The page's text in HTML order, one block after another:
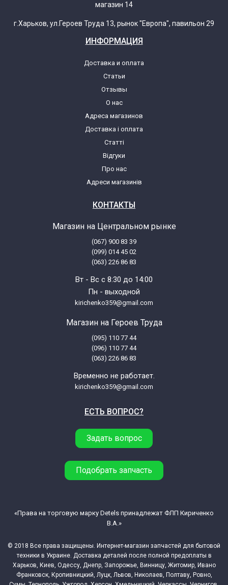
Ardo FL105S-N (010980168)
Ardo FL126L-N (010980175)
Ardo FL106L (010980080)
Ardo FL106L-N (010980172)
Ardo FL107S (010980084)
Ardo FL106LY-N (010980173)
магазин 14
г.Харьков, ул.Героев Труда 13, рынок "Европа", павильон 29
ИНФОРМАЦИЯ
Доставка и оплата
Статьи
Отзывы
О нас
Адреса магазинов
Доставка і оплата
Статті
Відгуки
Про нас
Адреси магазинів
КОНТАКТЫ
Магазин на Центральном рынке
(067) 900 83 39
(099) 014 45 02
(063) 226 86 83
Вт - Вс с 8:30 до 14:00
Пн - выходной
kirichenko359@gmail.com
Магазин на Героев Труда
(095) 110 77 44
(096) 110 77 44
(063) 226 86 83
Временно не работает.
kirichenko359@gmail.com
ЕСТЬ ВОПРОС?
Задать вопрос
Подобрать запчасть
© 2018 Все права защищены. Интернет-магазин запчастей для бытовой
техники в Украине. Доставка деталей после полной предоплаты в
Харьков, Киев, Одессу, Днепр, Запорожье, Винницу, Житомир, Ивано
Франковск, Кропивницкий, Луцк, Львов, Николаев, Полтаву, Ровно,
«Права на торговую марку Detels принадлежат ФЛП Кириченко
В.А.»